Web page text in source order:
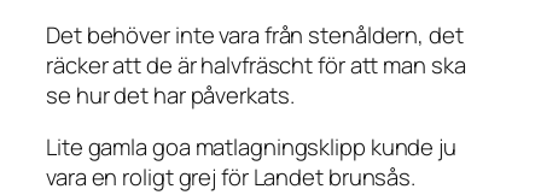
Det behöver inte vara från stenåldern, det
räcker att de är halvfräscht för att man ska
se hur det har påverkats.
Lite gamla goa matlagningsklipp kunde ju
vara en roligt grej för Landet brunsås.